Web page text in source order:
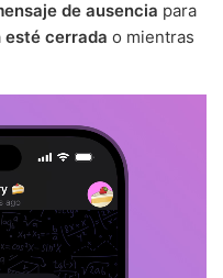
de ausencia para
esté cerrada o mientras